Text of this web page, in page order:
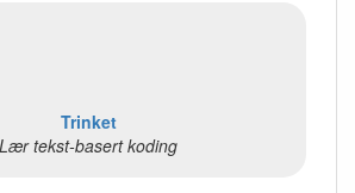
Trinket
Lær tekst-basert koding